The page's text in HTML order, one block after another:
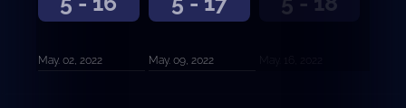
May. 02, 2022 May. 09, 2022